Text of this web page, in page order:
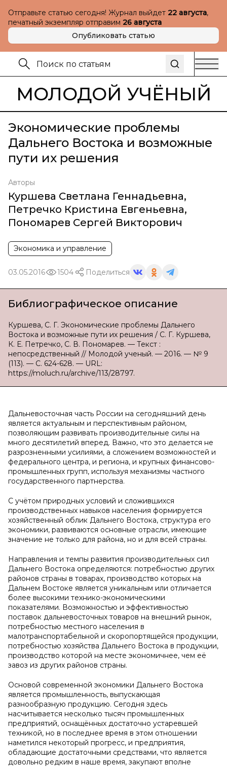
Отправьте статью сегодня! Журнал выйдет 22 августа,
печатный экземпляр отправим 26 августа
Опубликовать статью
МОЛОДОЙ УЧЁНЫЙ
Экономические проблемы
Дальнего Востока и возможные
пути их решения
Авторы
Куршева Светлана Геннадьевна,
Петречко Кристина Евгеньевна,
Пономарев Сергей Викторович
Экономика и управление
03.05.2016 1504 Поделиться
Библиографическое описание
Куршева, С. Г. Экономические проблемы Дальнего
Востока и возможные пути их решения / С. Г. Куршева,
К. Е. Петречко, С. В. Пономарев. — Текст :
непосредственный // Молодой ученый. — 2016. — № 9
(113). — С. 624-628. — URL:
https://moluch.ru/archive/113/28797.
Дальневосточная часть России на сегодняшний день
является актуальным и перспективным районом,
позволяющим развивать производительные силы на
много десятилетий вперед. Важно, что это делается не
разрозненными усилиями, а сложением возможностей и
федерального центра, и региона, и крупных финансово-
промышленных групп, используя механизмы частного
государственного партнерства.
С учётом природных условий и сложившихся
производственных навыков населения формируется
хозяйственный облик Дальнего Востока, структура его
экономики, развиваются основные отрасли, имеющие
значение не только для района, но и для всей страны.
Направления и темпы развития производительных сил
Дальнего Востока определяются: потребностью других
районов страны в товарах, производство которых на
Дальнем Востоке является уникальным или отличается
более высокими технико-экономическими
показателями. Возможностью и эффективностью
поставок дальневосточных товаров на внешний рынок,
потребностью местного населения в
малотранспортабельной и скоропортящейся продукции,
потребностью хозяйства Дальнего Востока в продукции,
производство которой на месте экономичнее, чем её
завоз из других районов страны.
Основой современной экономики Дальнего Востока
является промышленность, выпускающая
разнообразную продукцию. Сегодня здесь
насчитывается несколько тысяч промышленных
предприятий, оснащённых достаточно устаревшей
техникой, но в последнее время в этом отношении
наметился некоторый прогресс, и предприятия,
обладающие достаточными средствами, что является
довольно редким в наше время, закупают вполне